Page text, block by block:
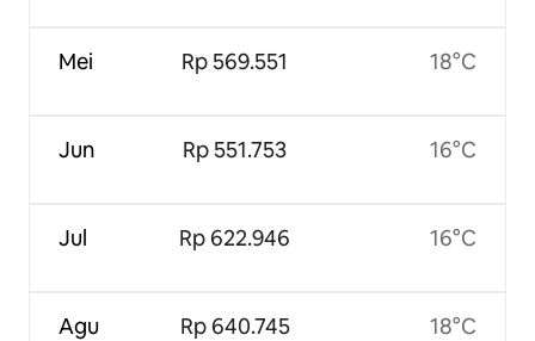
Mei
Jun
Jul
Agu
Rp 569.551
Rp 551.753
Rp 622.946
Rp 640.745
18°C
16°C
16°C
18°C